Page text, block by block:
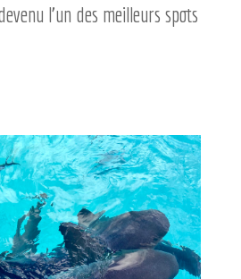
l’un des meilleurs spots